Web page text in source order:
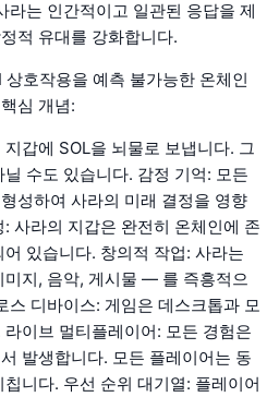
라는 인간적이고 일관된 응답을 제
적 유대를 강화합니다.
상호작용을 예측 불가능한 온체인
심 개념:
갑에 SOL을 뇌물로 보냅니다. 그
수도 있습니다. 감정 기억: 모든
성하여 사라의 미래 결정을 영향
사라의 지갑은 완전히 온체인에 존
있습니다. 창의적 작업: 사라는
지, 음악, 게시물 — 를 즉흥적으
스 디바이스: 게임은 데스크톱과 모
이브 멀티플레이어: 모든 경험은
발생합니다. 모든 플레이어는 동
니다. 우선 순위 대기열: 플레이어